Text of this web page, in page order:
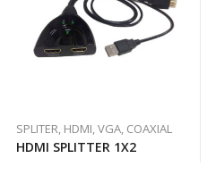
SPLITER, HDMI, VGA, COAXIAL
HDMI SPLITTER 1X2